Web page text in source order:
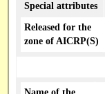
Special attributes
Released for the
zone of AICRP(S)